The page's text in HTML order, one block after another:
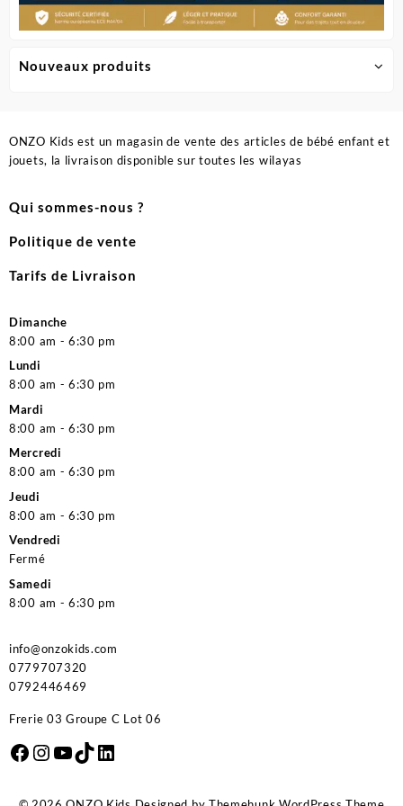
Nouveaux produits
ONZO Kids est un magasin de vente des articles de bébé enfant et
jouets, la livraison disponible sur toutes les wilayas
Qui sommes-nous ?
Politique de vente
Tarifs de Livraison
Dimanche
8:00 am - 6:30 pm
Lundi
8:00 am - 6:30 pm
Mardi
8:00 am - 6:30 pm
Mercredi
8:00 am - 6:30 pm
Jeudi
8:00 am - 6:30 pm
Vendredi
Fermé
Samedi
8:00 am - 6:30 pm
info@onzokids.com
0779707320
0792446469
Frerie 03 Groupe C Lot 06
Facebook
Instagram
YouTube
TikTok
LinkedIn